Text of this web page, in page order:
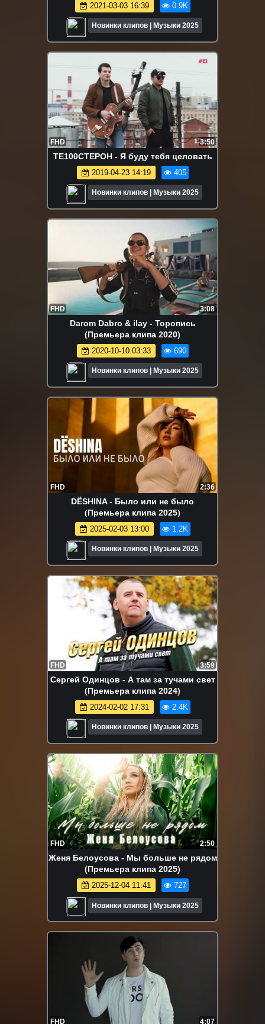
2021-03-03 16:39 0.9K
Новинки клипов | Музыки 2025
FHD 3:50
ТЕ100СТЕРОН - Я буду тебя целовать
2019-04-23 14:19 405
Новинки клипов | Музыки 2025
FHD 3:08
Darom Dabro & ilay - Торопись
(Премьера клипа 2020)
2020-10-10 03:33 690
Новинки клипов | Музыки 2025
FHD 2:36
DËSHINA - Было или не было
(Премьера клипа 2025)
2025-02-03 13:00 1.2K
Новинки клипов | Музыки 2025
FHD 3:59
Сергей Одинцов - А там за тучами свет
(Премьера клипа 2024)
2024-02-02 17:31 2.4K
Новинки клипов | Музыки 2025
FHD 2:50
Женя Белоусова - Мы больше не рядом
(Премьера клипа 2025)
2025-12-04 11:41 727
Новинки клипов | Музыки 2025
FHD 4:07